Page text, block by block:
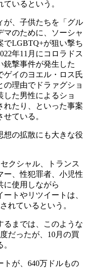
いるという。
が、子供たちを「グル
マのために、ソーシャ
でLGBTQ+が狙い撃ち
年11月にコロラドス
銃撃事件が発生した
ゲイのヨエル・ロス氏
の理由でドラァグショ
した男性によるショ
れたり、といった事案
ている。
想の拡散にも大きな役
クシャル、トランス
ー、性犯罪者、小児性
に使用しながら
トやリツイートは、
れているという。
るまでは、このような
だったが、10月の買
トが、640万ドルもの